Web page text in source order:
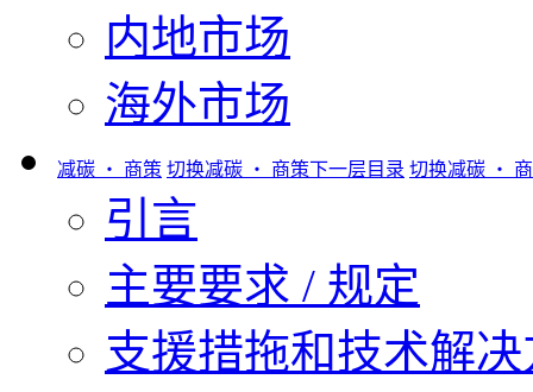
内地市场
海外市场
减碳 ‧ 商策 切换减碳 ‧ 商策下一层目录 切换减碳 ‧
引言
主要要求 / 规定
支援措拖和技术解